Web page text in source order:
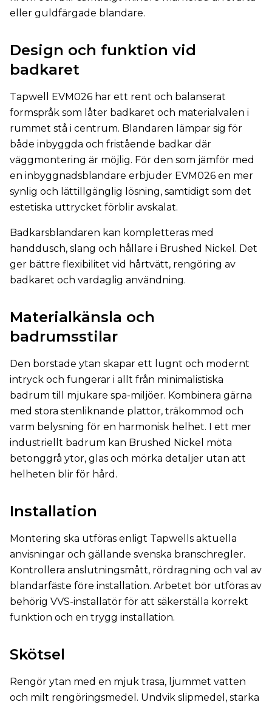
eller guldfärgade blandare.
Design och funktion vid
badkaret
Tapwell EVM026 har ett rent och balanserat
formspråk som låter badkaret och materialvalen i
rummet stå i centrum. Blandaren lämpar sig för
både inbyggda och fristående badkar där
väggmontering är möjlig. För den som jämför med
en inbyggnadsblandare erbjuder EVM026 en mer
synlig och lättillgänglig lösning, samtidigt som det
estetiska uttrycket förblir avskalat.
Badkarsblandaren kan kompletteras med
handdusch, slang och hållare i Brushed Nickel. Det
ger bättre flexibilitet vid hårtvätt, rengöring av
badkaret och vardaglig användning.
Materialkänsla och
badrumsstilar
Den borstade ytan skapar ett lugnt och modernt
intryck och fungerar i allt från minimalistiska
badrum till mjukare spa-miljöer. Kombinera gärna
med stora stenliknande plattor, träkommod och
varm belysning för en harmonisk helhet. I ett mer
industriellt badrum kan Brushed Nickel möta
betonggrå ytor, glas och mörka detaljer utan att
helheten blir för hård.
Installation
Montering ska utföras enligt Tapwells aktuella
anvisningar och gällande svenska branschregler.
Kontrollera anslutningsmått, rördragning och val av
blandarfäste före installation. Arbetet bör utföras av
behörig VVS-installatör för att säkerställa korrekt
funktion och en trygg installation.
Skötsel
Rengör ytan med en mjuk trasa, ljummet vatten
och milt rengöringsmedel. Undvik slipmedel, starka